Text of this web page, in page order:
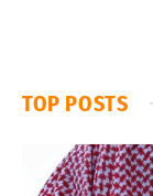
TOP POSTS